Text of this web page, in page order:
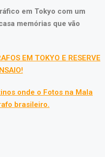
em Tokyo com um
memórias que vão
EM TOKYO E RESERVE
onde o Fotos na Mala
brasileiro.